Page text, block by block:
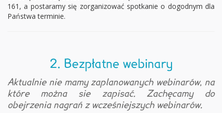
161, a postaramy się zorganizować spotkanie o dogodnym dla
Państwa terminie.
2. Bezpłatne webinary
Aktualnie nie mamy zaplanowanych webinarów, na
które można sie zapisać. Zachęcamy do
obejrzenia nagrań z wcześniejszych webinarów.